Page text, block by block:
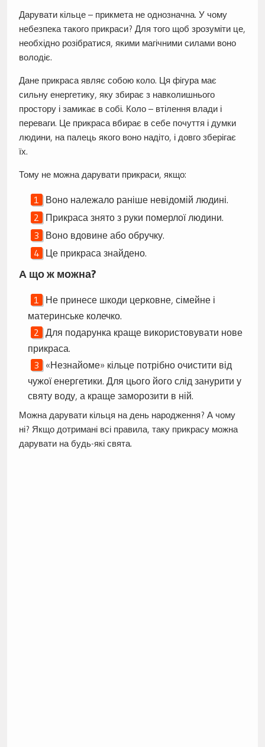
Дарувати кільце – прикмета не однозначна. У чому
небезпека такого прикраси? Для того щоб зрозуміти це,
необхідно розібратися, якими магічними силами воно
володіє.
Дане прикраса являє собою коло. Ця фігура має
сильну енергетику, яку збирає з навколишнього
простору і замикає в собі. Коло – втілення влади і
переваги. Це прикраса вбирає в себе почуття і думки
людини, на палець якого воно надіто, і довго зберігає
їх.
Тому не можна дарувати прикраси, якщо:
Воно належало раніше невідомій людині.
Прикраса знято з руки померлої людини.
Воно вдовине або обручку.
Це прикраса знайдено.
А що ж можна?
Не принесе шкоди церковне, сімейне і
материнське колечко.
Для подарунка краще використовувати нове
прикраса.
«Незнайоме» кільце потрібно очистити від
чужої енергетики. Для цього його слід занурити у
святу воду, а краще заморозити в ній.
Можна дарувати кільця на день народження? А чому
ні? Якщо дотримані всі правила, таку прикрасу можна
дарувати на будь-які свята.